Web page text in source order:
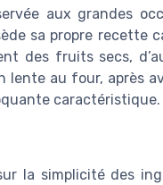
aux grandes
sa propre recette
des fruits secs,
lente au four, après
caractéristique.
la simplicité des